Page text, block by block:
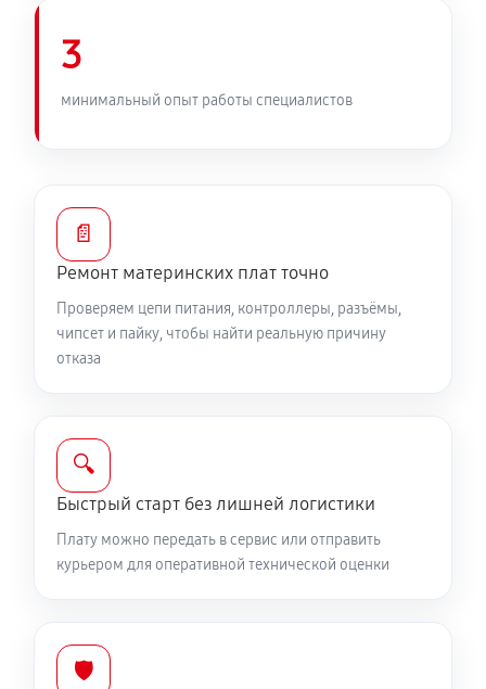
3
минимальный опыт работы специалистов
📄
Ремонт материнских плат точно
Проверяем цепи питания, контроллеры, разъёмы,
чипсет и пайку, чтобы найти реальную причину
отказа
🔍
Быстрый старт без лишней логистики
Плату можно передать в сервис или отправить
курьером для оперативной технической оценки
🛡️